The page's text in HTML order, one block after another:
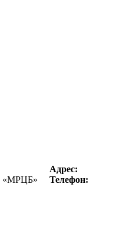
«МРЦБ»
Адрес:
Телефон: